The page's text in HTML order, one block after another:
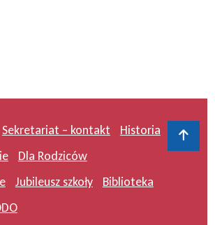
Sekretariat – kontakt
Historia
Dla Rodziców
Jubileusz szkoły
Biblioteka
Do